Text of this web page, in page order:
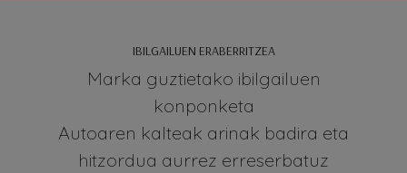
IBILGAILUEN ERABERRITZEA
Marka guztietako ibilgailuen
konponketa
Autoaren kalteak arinak badira eta
hitzordua aurrez erreserbatuz